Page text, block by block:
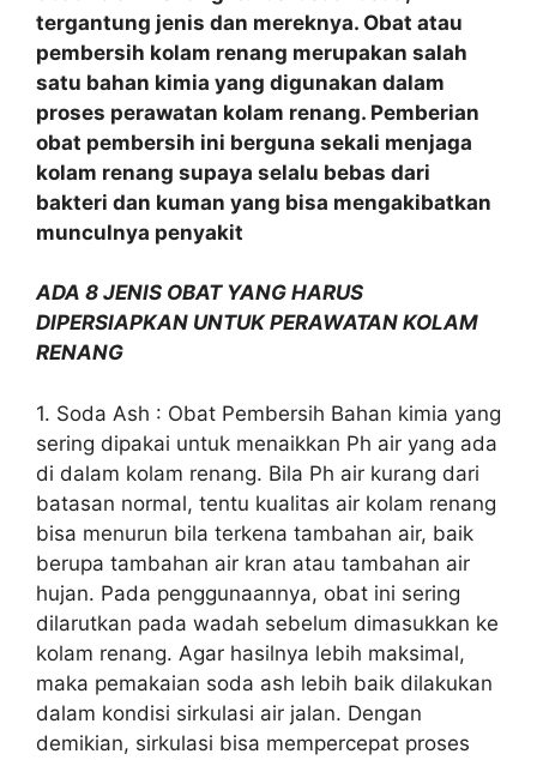
tergantung jenis dan mereknya. Obat atau
pembersih kolam renang merupakan salah
satu bahan kimia yang digunakan dalam
proses perawatan kolam renang. Pemberian
obat pembersih ini berguna sekali menjaga
kolam renang supaya selalu bebas dari
bakteri dan kuman yang bisa mengakibatkan
munculnya penyakit
ADA 8 JENIS OBAT YANG HARUS
DIPERSIAPKAN UNTUK PERAWATAN KOLAM
RENANG
1. Soda Ash : Obat Pembersih Bahan kimia yang
sering dipakai untuk menaikkan Ph air yang ada
di dalam kolam renang. Bila Ph air kurang dari
batasan normal, tentu kualitas air kolam renang
bisa menurun bila terkena tambahan air, baik
berupa tambahan air kran atau tambahan air
hujan. Pada penggunaannya, obat ini sering
dilarutkan pada wadah sebelum dimasukkan ke
kolam renang. Agar hasilnya lebih maksimal,
maka pemakaian soda ash lebih baik dilakukan
dalam kondisi sirkulasi air jalan. Dengan
demikian, sirkulasi bisa mempercepat proses